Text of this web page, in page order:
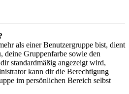
als einer Benutzergruppe bist, dient
deine Gruppenfarbe sowie den
standardmäßig angezeigt wird,
kann dir die Berechtigung
im persönlichen Bereich selbst